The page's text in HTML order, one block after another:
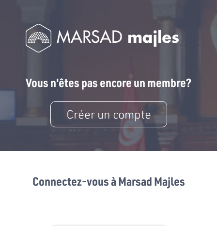
Vous n'êtes pas encore un membre?
Créer un compte
Connectez-vous à Marsad Majles